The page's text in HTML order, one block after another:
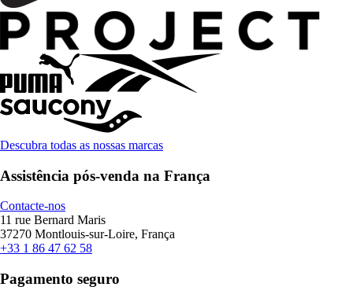
Descubra todas as nossas marcas
Assistência pós-venda na França
Contacte-nos
11 rue Bernard Maris
37270 Montlouis-sur-Loire, França
+33 1 86 47 62 58
Pagamento seguro